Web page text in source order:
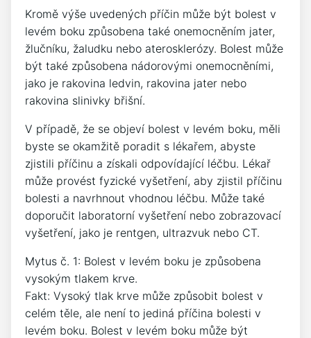
Kromě výše uvedených příčin může být bolest v
levém boku způsobena také onemocněním jater,
žlučníku, žaludku nebo aterosklerózy. Bolest může
být také způsobena nádorovými onemocněními,
jako je rakovina ledvin, rakovina jater nebo
rakovina slinivky břišní.
V případě, že se objeví bolest v levém boku, měli
byste se okamžitě poradit s lékařem, abyste
zjistili příčinu a získali odpovídající léčbu. Lékař
může provést fyzické vyšetření, aby zjistil příčinu
bolesti a navrhnout vhodnou léčbu. Může také
doporučit laboratorní vyšetření nebo zobrazovací
vyšetření, jako je rentgen, ultrazvuk nebo CT.
Mytus č. 1: Bolest v levém boku je způsobena
vysokým tlakem krve.
Fakt: Vysoký tlak krve může způsobit bolest v
celém těle, ale není to jediná příčina bolesti v
levém boku. Bolest v levém boku může být